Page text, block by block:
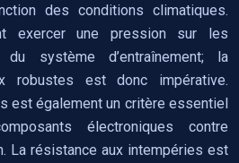
des conditions climatiques.
exercer une pression sur les
du système d’entraînement; la
robustes est donc impérative.
est également un critère essentiel
électroniques contre
La résistance aux intempéries est